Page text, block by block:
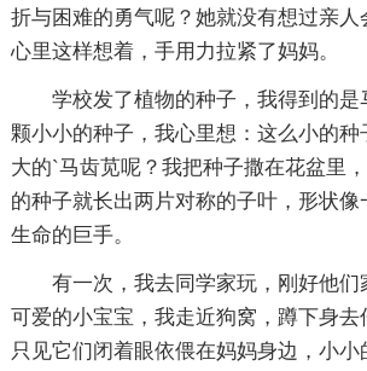
折与困难的勇气呢？她就没有想过亲
心里这样想着，手用力拉紧了妈妈。
学校发了植物的种子，我得到的是
颗小小的种子，我心里想：这么小的种
大的`马齿苋呢？我把种子撒在花盆里
的种子就长出两片对称的子叶，形状像
生命的巨手。
有一次，我去同学家玩，刚好他们
可爱的小宝宝，我走近狗窝，蹲下身去
只见它们闭着眼依偎在妈妈身边，小